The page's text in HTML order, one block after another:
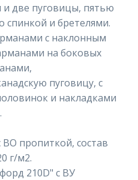
и две пуговицы, пятью
и бретелями.
с наклонным
на боковых
пуговицу, с
и накладками
ВО пропиткой, состав
г/м2.
210D" с ВУ